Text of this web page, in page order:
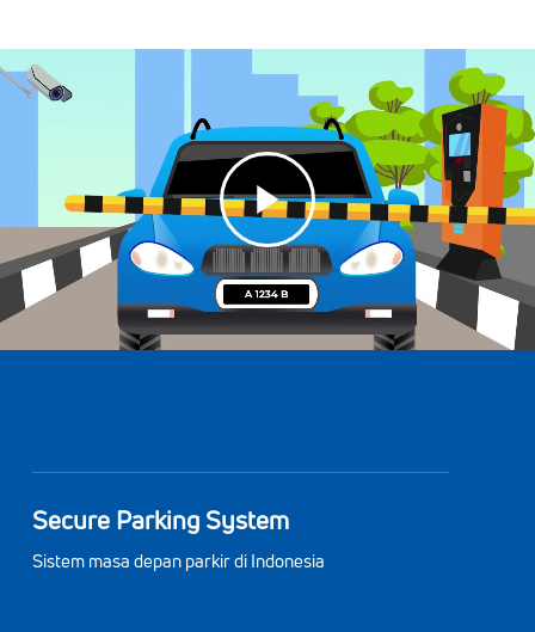
Secure Parking System
Sistem masa depan parkir di Indonesia